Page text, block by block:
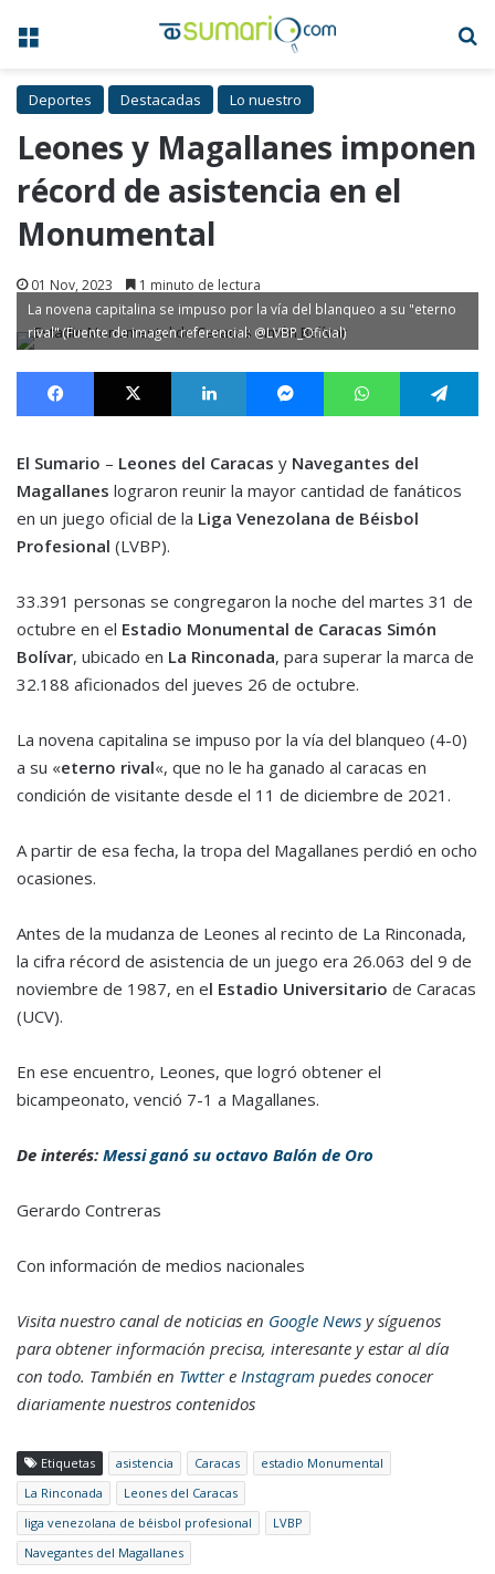
Menú
Deportes Destacadas Lo nuestro
Leones y Magallanes imponen
récord de asistencia en el
Monumental
01 Nov, 2023 1 minuto de lectura
La novena capitalina se impuso por la vía del blanqueo a su "eterno
rival" (Fuente de imagen referencial: @LVBP_Oficial)
Facebook X LinkedIn MessengerWhatsApp
El Sumario – Leones del Caracas y Navegantes del
Magallanes lograron reunir la mayor cantidad de fanáticos
en un juego oficial de la Liga Venezolana de Béisbol
Profesional (LVBP).
33.391 personas se congregaron la noche del martes 31 de
octubre en el Estadio Monumental de Caracas Simón
Bolívar, ubicado en La Rinconada, para superar la marca de
32.188 aficionados del jueves 26 de octubre.
La novena capitalina se impuso por la vía del blanqueo (4-0)
a su «eterno rival«, que no le ha ganado al caracas en
condición de visitante desde el 11 de diciembre de 2021.
A partir de esa fecha, la tropa del Magallanes perdió en ocho
ocasiones.
Antes de la mudanza de Leones al recinto de La Rinconada,
la cifra récord de asistencia de un juego era 26.063 del 9 de
noviembre de 1987, en el Estadio Universitario de Caracas
(UCV).
En ese encuentro, Leones, que logró obtener el
bicampeonato, venció 7-1 a Magallanes.
De interés: Messi ganó su octavo Balón de Oro
Gerardo Contreras
Con información de medios nacionales
Visita nuestro canal de noticias en Google News y síguenos
para obtener información precisa, interesante y estar al día
con todo. También en Twttere Instagram puedes conocer
diariamente nuestros contenidos
Etiquetas asistencia Caracas
estadio Monumental
La Rinconada
Leones del Caracas
liga venezolana de béisbol profesional
LVBP
Navegantes del Magallanes